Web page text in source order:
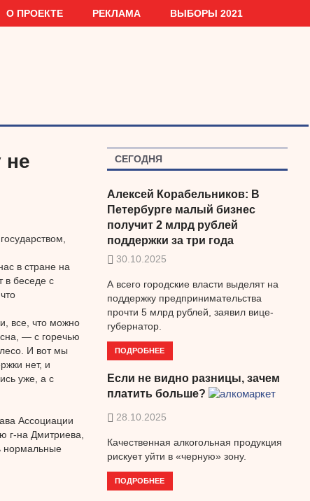
О ПРОЕКТЕ РЕКЛАМА ВЫБОРЫ 2021
не
в стране на
в беседе с
все, что можно
— с горечью
И вот мы
нет, и
уже, а с
Ассоциации
г-на Дмитриева,
нормальные
СЕГОДНЯ
Алексей Корабельников: В
Петербурге малый бизнес
получит 2 млрд рублей
поддержки за три года
30.10.2025
А всего городские власти выделят на
поддержку предпринимательства
прочти 5 млрд рублей, заявил вице-
губернатор.
ПОДРОБНЕЕ
Если не видно разницы, зачем
платить больше?
28.10.2025
Качественная алкогольная продукция
рискует уйти в «черную» зону.
ПОДРОБНЕЕ